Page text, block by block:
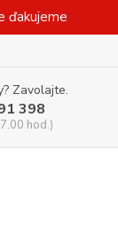
ďakujeme
Zavolajte.
398
hod.)